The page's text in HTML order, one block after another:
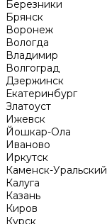
Березники
Брянск
Воронеж
Вологда
Владимир
Волгоград
Дзержинск
Екатеринбург
Златоуст
Ижевск
Йошкар-Ола
Иваново
Иркутск
Каменск-Уральский
Калуга
Казань
Киров
Курск